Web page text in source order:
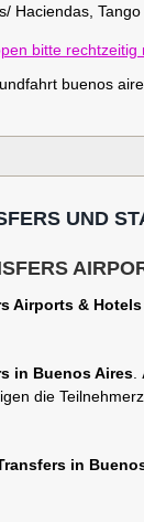
Haciendas,
bitte rechtzeitig
UND
Airports &
in Buenos Aires.
die
in